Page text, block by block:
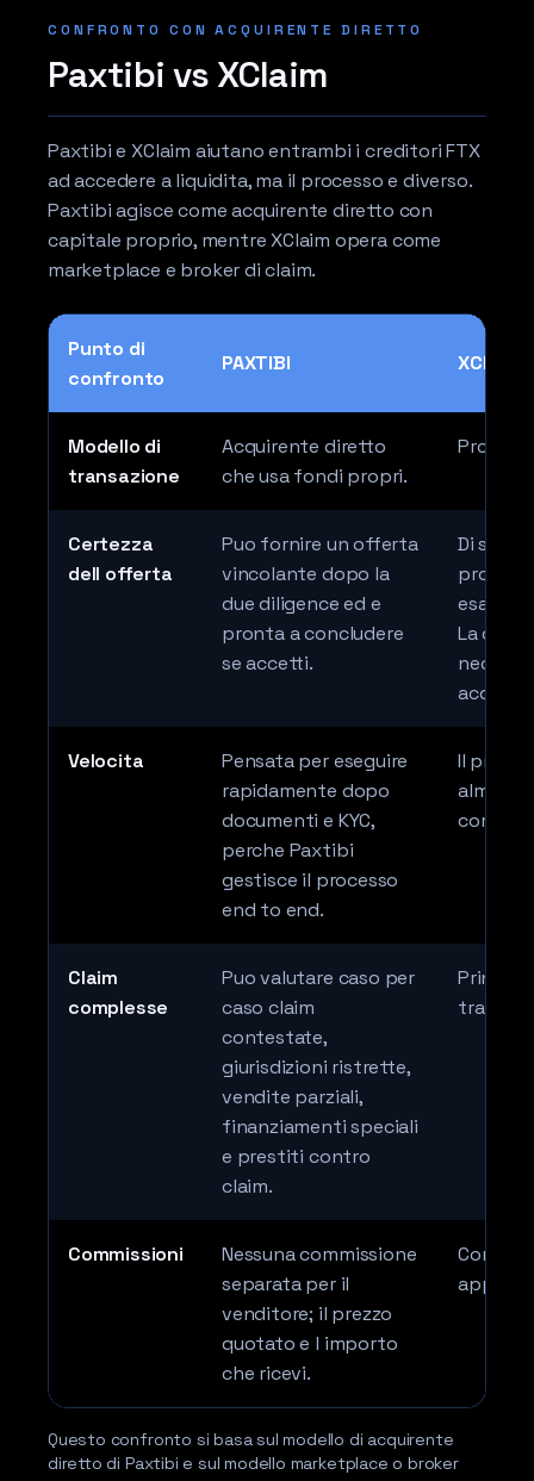
CONFRONTO CON ACQUIRENTE DIRETTO
Paxtibi vs XClaim
Paxtibi e XClaim aiutano entrambi i creditori FTX
ad accedere a liquidita, ma il processo e diverso.
Paxtibi agisce come acquirente diretto con
capitale proprio, mentre XClaim opera come
marketplace e broker di claim.
Punto di
confronto
PAXTIBI XClaim
Modello di
transazione
Acquirente diretto
che usa fondi propri.
Certezza
dell offerta
Puo fornire un offerta
vincolante dopo la
due diligence ed e
pronta a concludere
se accetti.
Di
proprio
La
Velocita
Pensata per eseguire
rapidamente dopo
documenti e KYC,
perche Paxtibi
gestisce il processo
end to end.
Il
almeno
Claim
complesse
Puo valutare caso per
caso claim
contestate,
giurisdizioni ristrette,
vendite parziali,
finanziamenti speciali
e prestiti contro
claim.
tramite
Commissioni
Nessuna commissione
separata per il
venditore; il prezzo
quotato e l importo
che ricevi.
Questo confronto si basa sul modello di acquirente
diretto di Paxtibi e sul modello marketplace o broker